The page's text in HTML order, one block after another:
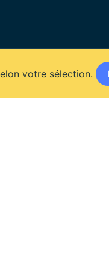
votre sélection.